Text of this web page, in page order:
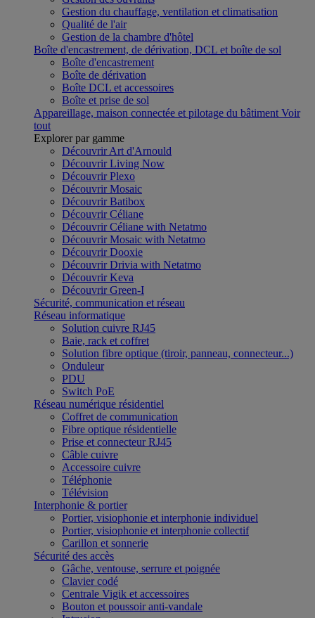
Gestion du chauffage, ventilation et climatisation
Qualité de l'air
Gestion de la chambre d'hôtel
Boîte d'encastrement, de dérivation, DCL et boîte de sol
Boîte d'encastrement
Boîte de dérivation
Boîte DCL et accessoires
Boîte et prise de sol
Appareillage, maison connectée et pilotage du bâtiment Voir
tout
Explorer par gamme
Découvrir Art d'Arnould
Découvrir Living Now
Découvrir Plexo
Découvrir Mosaic
Découvrir Batibox
Découvrir Céliane
Découvrir Céliane with Netatmo
Découvrir Mosaic with Netatmo
Découvrir Dooxie
Découvrir Drivia with Netatmo
Découvrir Keva
Découvrir Green-I
Sécurité, communication et réseau
Réseau informatique
Solution cuivre RJ45
Baie, rack et coffret
Solution fibre optique (tiroir, panneau, connecteur...)
Onduleur
PDU
Switch PoE
Réseau numérique résidentiel
Coffret de communication
Fibre optique résidentielle
Prise et connecteur RJ45
Câble cuivre
Accessoire cuivre
Téléphonie
Télévision
Interphonie & portier
Portier, visiophonie et interphonie individuel
Portier, visiophonie et interphonie collectif
Carillon et sonnerie
Sécurité des accès
Gâche, ventouse, serrure et poignée
Clavier codé
Centrale Vigik et accessoires
Bouton et poussoir anti-vandale